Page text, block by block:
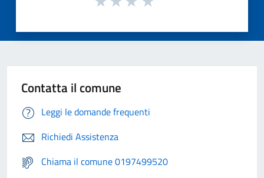
Contatta il comune
Leggi le domande frequenti
Richiedi Assistenza
Chiama il comune 0197499520